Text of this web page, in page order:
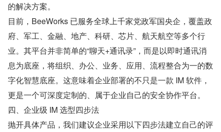
的解决方案。
目前，BeeWorks 已服务全球上千家党政军国央企，覆盖政
府、军工、金融、地产、科研、芯片、航天航空等多个行
业。其平台并非简单的“聊天+通讯录”，而是以即时通讯消
息为底座，将组织、办公、业务、应用、流程整合为一的数
字化智慧底座。这意味着企业部署的不只是一款 IM 软件，
更是一个可深度定制的、属于企业自己的安全协作平台。
四、企业级 IM 选型四步法
抛开具体产品，我们建议企业采用以下四步法建立自己的评